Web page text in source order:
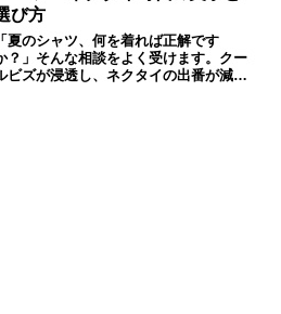
。
び方
「夏のシャツ、何を着れば正解です
？」そんな相談をよく受けます。クー
ビズが浸透し、ネクタイの出番が減っ